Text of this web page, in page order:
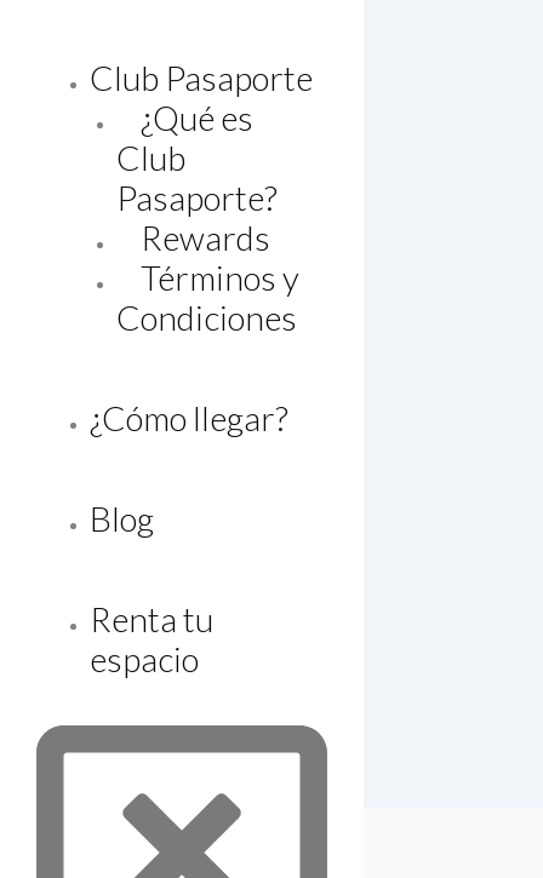
Club Pasaporte
¿Qué es
Club
Pasaporte?
Rewards
Términos y
Condiciones
¿Cómo llegar?
Blog
Renta tu
espacio